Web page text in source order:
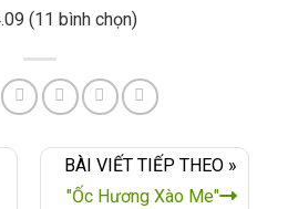
(11 bình chọn)
BÀI VIẾT TIẾP THEO »
"Ốc Hương Xào Me"